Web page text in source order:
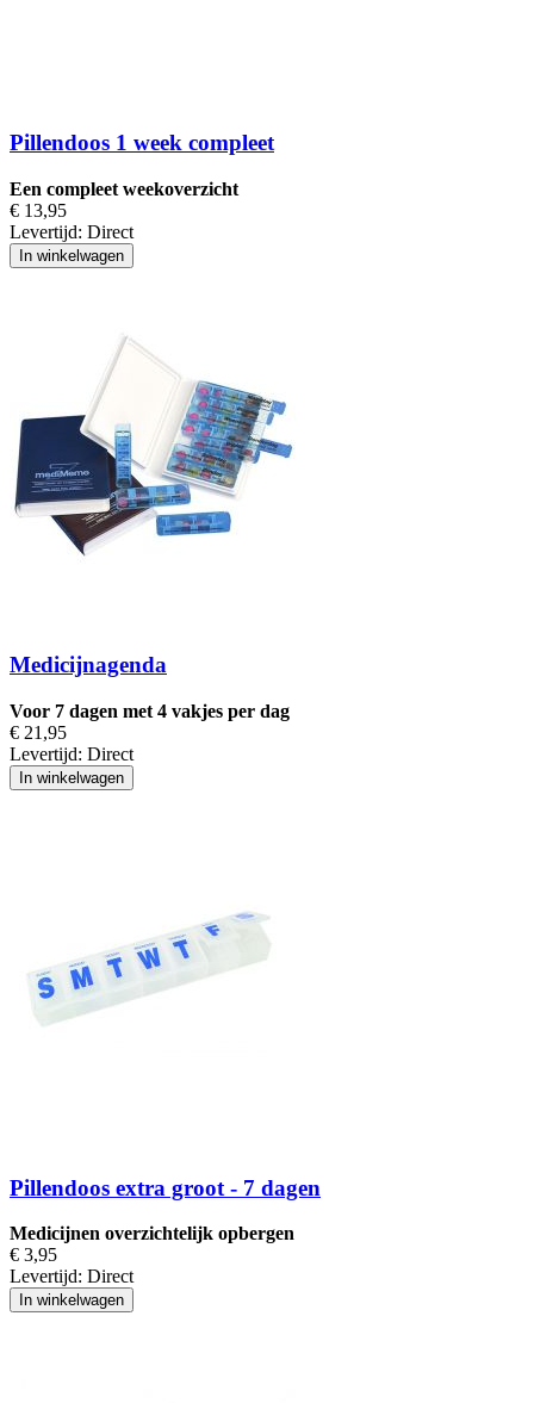
Pillendoos 1 week compleet
Een compleet weekoverzicht
€ 13,95
Levertijd: Direct
In winkelwagen
Medicijnagenda
Voor 7 dagen met 4 vakjes per dag
€ 21,95
Levertijd: Direct
In winkelwagen
Pillendoos extra groot - 7 dagen
Medicijnen overzichtelijk opbergen
€ 3,95
Levertijd: Direct
In winkelwagen